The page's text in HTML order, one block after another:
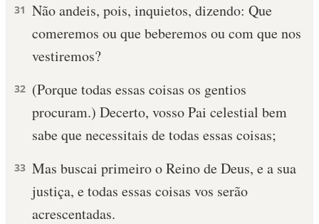
31 Não andeis, pois, inquietos, dizendo: Que
comeremos ou que beberemos ou com que nos
vestiremos?
32 (Porque todas essas coisas os gentios
procuram.) Decerto, vosso Pai celestial bem
sabe que necessitais de todas essas coisas;
33 Mas buscai primeiro o Reino de Deus, e a sua
justiça, e todas essas coisas vos serão
acrescentadas.